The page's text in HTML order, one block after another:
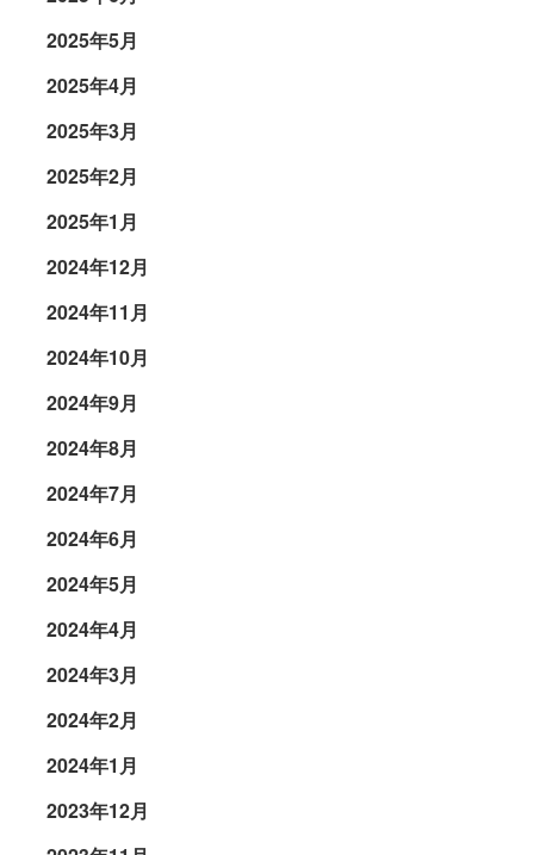
2025年5月
2025年4月
2025年3月
2025年2月
2025年1月
2024年12月
2024年11月
2024年10月
2024年9月
2024年8月
2024年7月
2024年6月
2024年5月
2024年4月
2024年3月
2024年2月
2024年1月
2023年12月